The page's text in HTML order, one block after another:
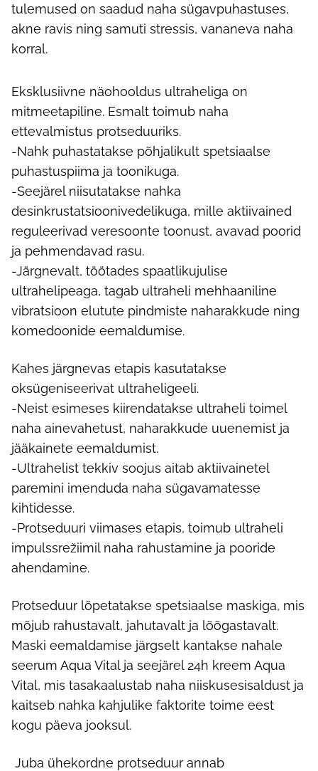
tulemused on saadud naha sügavpuhastuses,
akne ravis ning samuti stressis, vananeva naha
korral.
Eksklusiivne näohooldus ultraheliga on
mitmeetapiline. Esmalt toimub naha
ettevalmistus protseduuriks.
-Nahk puhastatakse põhjalikult spetsiaalse
puhastuspiima ja toonikuga.
-Seejärel niisutatakse nahka
desinkrustatsioonivedelikuga, mille aktiivained
reguleerivad veresoonte toonust, avavad poorid
ja pehmendavad rasu.
-Järgnevalt, töötades spaatlikujulise
ultrahelipeaga, tagab ultraheli mehhaaniline
vibratsioon elutute pindmiste naharakkude ning
komedoonide eemaldumise.
Kahes järgnevas etapis kasutatakse
oksügeniseerivat ultraheligeeli.
-Neist esimeses kiirendatakse ultraheli toimel
naha ainevahetust, naharakkude uuenemist ja
jääkainete eemaldumist.
-Ultrahelist tekkiv soojus aitab aktiivainetel
paremini imenduda naha sügavamatesse
kihtidesse.
-Protseduuri viimases etapis, toimub ultraheli
impulssrežiimil naha rahustamine ja pooride
ahendamine.
Protseduur lõpetatakse spetsiaalse maskiga, mis
mõjub rahustavalt, jahutavalt ja lõõgastavalt.
Maski eemaldamise järgselt kantakse nahale
seerum Aqua Vital ja seejärel 24h kreem Aqua
Vital, mis tasakaalustab naha niiskusesisaldust ja
kaitseb nahka kahjulike faktorite toime eest
kogu päeva jooksul.
Juba ühekordne protseduur annab